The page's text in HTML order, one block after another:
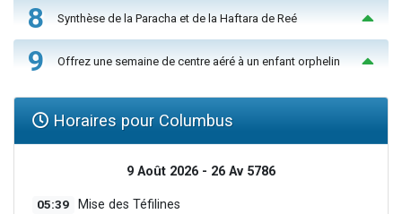
8 Synthèse de la Paracha et de la Haftara de Reé
9 Offrez une semaine de centre aéré à un enfant orphelin
Horaires pour Columbus
9 Août 2026 - 26 Av 5786
05:39 Mise des Téfilines